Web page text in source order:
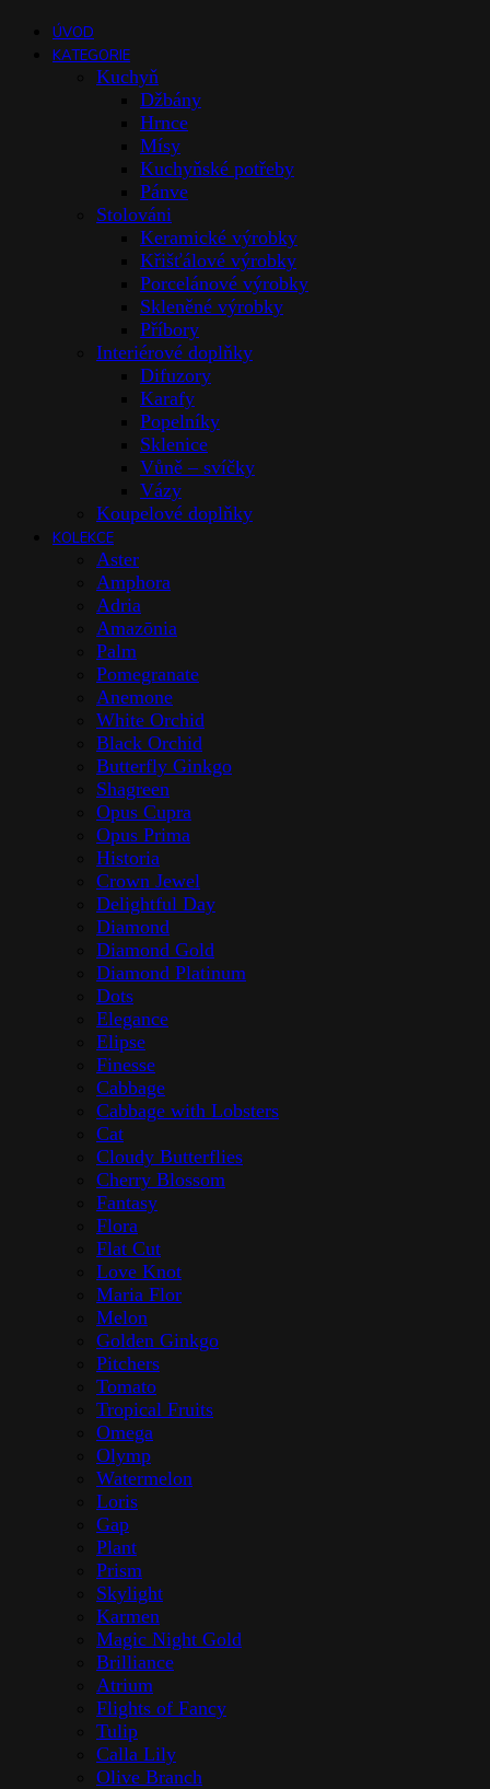
ÚVOD
KATEGORIE
Kuchyň
Džbány
Hrnce
Mísy
Kuchyňské potřeby
Pánve
Stolováni
Keramické výrobky
Křišťálové výrobky
Porcelánové výrobky
Skleněné výrobky
Příbory
Interiérové doplňky
Difuzory
Karafy
Popelníky
Sklenice
Vůně – svíčky
Vázy
Koupelové doplňky
KOLEKCE
Aster
Amphora
Adria
Amazōnia
Palm
Pomegranate
Anemone
White Orchid
Black Orchid
Butterfly Ginkgo
Shagreen
Opus Cupra
Opus Prima
Historia
Crown Jewel
Delightful Day
Diamond
Diamond Gold
Diamond Platinum
Dots
Elegance
Elipse
Finesse
Cabbage
Cabbage with Lobsters
Cat
Cloudy Butterflies
Cherry Blossom
Fantasy
Flora
Flat Cut
Love Knot
Maria Flor
Melon
Golden Ginkgo
Pitchers
Tomato
Tropical Fruits
Omega
Olymp
Watermelon
Loris
Gap
Plant
Prism
Skylight
Karmen
Magic Night Gold
Brilliance
Atrium
Flights of Fancy
Tulip
Calla Lily
Olive Branch